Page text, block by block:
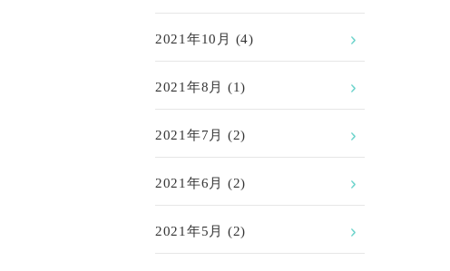
2021年10月 (4)
2021年8月 (1)
2021年7月 (2)
2021年6月 (2)
2021年5月 (2)